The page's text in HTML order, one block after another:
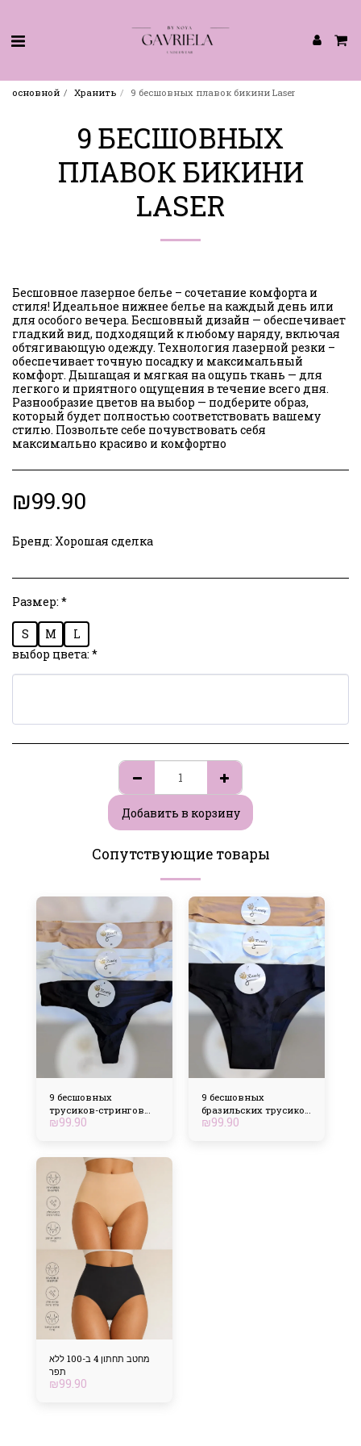
основной Хранить 9 бесшовных плавок бикини Laser
9 БЕСШОВНЫХ
ПЛАВОК БИКИНИ
LASER
Бесшовное лазерное белье – сочетание комфорта и
стиля! Идеальное нижнее белье на каждый день или
для особого вечера. Бесшовный дизайн — обеспечивает
гладкий вид, подходящий к любому наряду, включая
обтягивающую одежду. Технология лазерной резки –
обеспечивает точную посадку и максимальный
комфорт. Дышащая и мягкая на ощупь ткань — для
легкого и приятного ощущения в течение всего дня.
Разнообразие цветов на выбор — подберите образ,
который будет полностью соответствовать вашему
стилю. Позвольте себе почувствовать себя
максимально красиво и комфортно
₪99.90
Бренд: Хорошая сделка
Размер: *
S M
L
выбор цвета: *
Добавить в корзину
Сопутствующие товары
9 бесшовных
трусиков-стрингов
Laser
₪99.90
9 бесшовных
бразильских трусиков
Laser
₪99.90
מחטב תחתון 4 ב-100 ללא
תפר
₪99.90